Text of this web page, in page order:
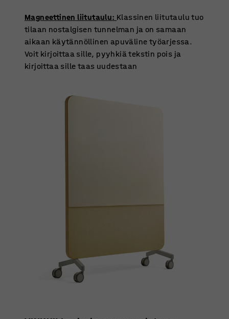
Magneettinen liitutaulu: Klassinen liitutaulu tuo
tilaan nostalgisen tunnelman ja on samaan
aikaan käytännöllinen apuväline työarjessa.
Voit kirjoittaa sille, pyyhkiä tekstin pois ja
kirjoittaa sille taas uudestaan